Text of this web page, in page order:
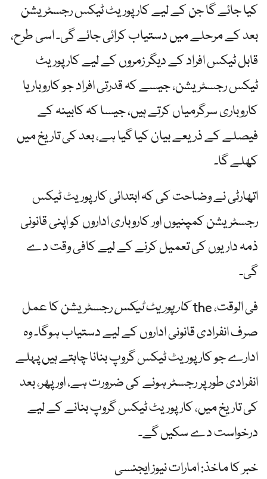
کیا جائے گا جن کے لیے کارپوریٹ ٹیکس رجسٹریشن
بعد کے مرحلے میں دستیاب کرائی جائے گی۔ اسی طرح،
قابل ٹیکس افراد کے دیگر زمروں کے لیے کارپوریٹ
ٹیکس رجسٹریشن، جیسے کہ قدرتی افراد جو کاروبار یا
کاروباری سرگرمیاں کرتے ہیں، جیسا کہ کابینہ کے
فیصلے کے ذریعے بیان کیا گیا ہے، بعد کی تاریخ میں
کھلے گا۔
اتھارٹی نے وضاحت کی کہ ابتدائی کارپوریٹ ٹیکس
رجسٹریشن کمپنیوں اور کاروباری اداروں کو اپنی قانونی
ذمہ داریوں کی تعمیل کرنے کے لیے کافی وقت دے
گی۔
فی الوقت، the
کارپوریٹ ٹیکسرجسٹریشن کا عمل
صرف انفرادی قانونی اداروں کے لیے دستیاب ہوگا۔ وہ
ادارے جو کارپوریٹ ٹیکس گروپ بنانا چاہتے ہیں پہلے
انفرادی طور پر رجسٹر ہونے کی ضرورت ہے، اور پھر، بعد
کی تاریخ میں، کارپوریٹ ٹیکس گروپ بنانے کے لیے
درخواست دے سکیں گے۔
خبر کا ماخذ: امارات نیوز ایجنسی